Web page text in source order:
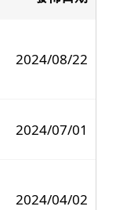
2024/08/22
2024/07/01
2024/04/02